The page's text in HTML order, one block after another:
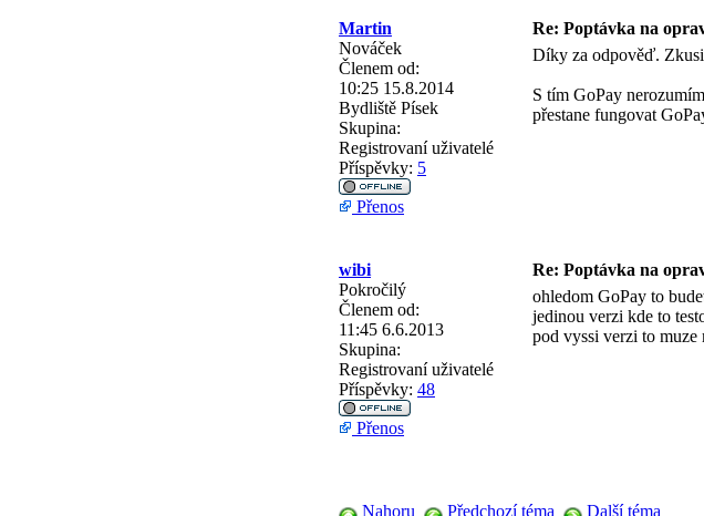
Martin Re: Poptávka na
Nováček
Členem od:
10:25 15.8.2014
Bydliště Písek
Skupina:
Registrovaní uživatelé
Příspěvky: 5
Díky za odpověď.
S tím GoPay
přestane fungovat
Přenos
wibi Re: Poptávka na
Pokročilý
Členem od:
11:45 6.6.2013
Skupina:
Registrovaní uživatelé
Příspěvky: 48
ohledom GoPay to
jedinou verzi kde to
pod vyssi verzi to muze
Přenos
Nahoru Předchozí téma
Další téma